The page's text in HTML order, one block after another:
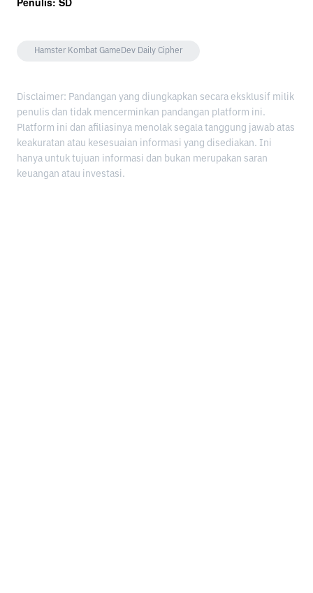
Hamster Kombat GameDev Daily Cipher
Disclaimer: Pandangan yang diungkapkan secara eksklusif milik
penulis dan tidak mencerminkan pandangan platform ini.
Platform ini dan afiliasinya menolak segala tanggung jawab atas
keakuratan atau kesesuaian informasi yang disediakan. Ini
hanya untuk tujuan informasi dan bukan merupakan saran
keuangan atau investasi.